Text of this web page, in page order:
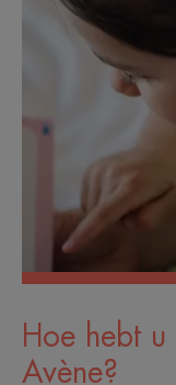
Hoe hebt
Avène?